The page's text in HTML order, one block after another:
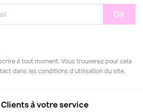
à tout moment. Vous trouverez pour cela
dans les conditions d'utilisation du site.
à votre service